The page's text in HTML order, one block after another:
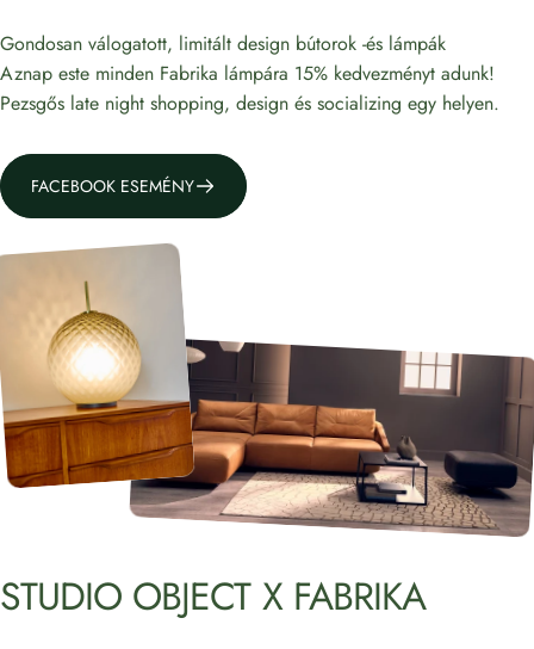
Gondosan válogatott, limitált design bútorok -és lámpák
Aznap este minden Fabrika lámpára 15% kedvezményt adunk!
Pezsgős late night shopping, design és socializing egy helyen.
FACEBOOK ESEMÉNY
STUDIO OBJECT X FABRIKA